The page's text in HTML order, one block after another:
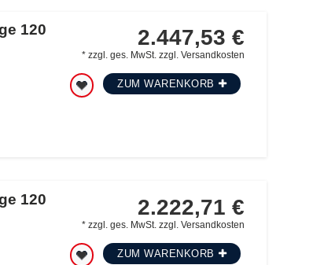
120
2.447,53 €
*zzgl. ges. MwSt. zzgl.Versandkosten
ZUM WARENKORB
120
2.222,71 €
*zzgl. ges. MwSt. zzgl.Versandkosten
ZUM WARENKORB